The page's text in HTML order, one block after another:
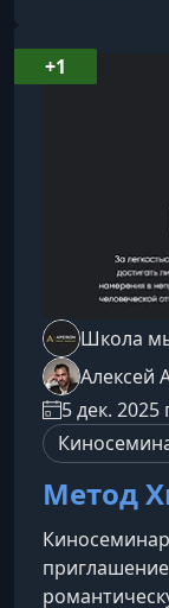
всей
хаос —
внешним
Школа
Алексей
5 дек. 2025
Метод
+1